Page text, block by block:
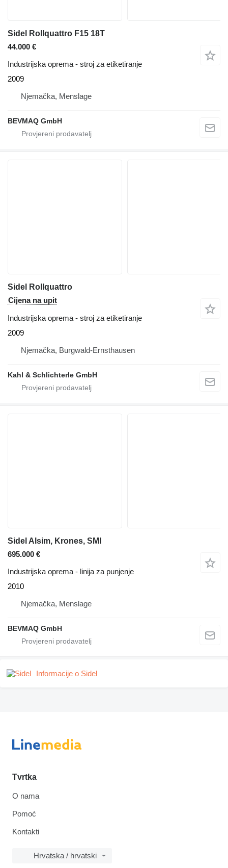
Sidel Rollquattro F15 18T
44.000 €
Industrijska oprema - stroj za etiketiranje
2009
Njemačka, Menslage
BEVMAQ GmbH
Sidel Rollquattro
Cijena na upit
Industrijska oprema - stroj za etiketiranje
2009
Njemačka, Burgwald-Ernsthausen
Kahl & Schlichterle GmbH
Sidel Alsim, Krones, SMI
695.000 €
Industrijska oprema - linija za punjenje
2010
Njemačka, Menslage
BEVMAQ GmbH
Informacije o Sidel
Tvrtka
O nama
Pomoć
Kontakti
Hrvatska / hrvatski